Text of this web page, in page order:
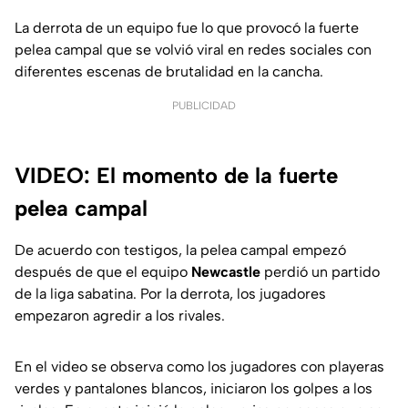
La derrota de un equipo fue lo que provocó la fuerte
pelea campal que se volvió viral en redes sociales con
diferentes escenas de brutalidad en la cancha.
PUBLICIDAD
VIDEO: El momento de la fuerte
pelea campal
De acuerdo con testigos, la pelea campal empezó
después de que el equipo Newcastle perdió un partido
de la liga sabatina. Por la derrota, los jugadores
empezaron agredir a los rivales.
En el video se observa como los jugadores con playeras
verdes y pantalones blancos, iniciaron los golpes a los